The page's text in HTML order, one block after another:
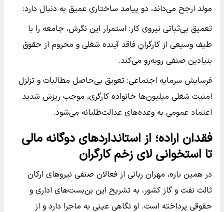
مولد ارجح می‌داند، دو پیامد ساختاری عمیق به دنبال دارد:
تعمیق بی‌ثباتی نیروی کار: استمرار این نگرش، جامعه را با
طیف وسیعی از کارگرانِ فاقد آینده شغلی و محروم از حقوق
بنیادین صنفی روبه‌رو می‌کند.
فرسایش سرمایه اجتماعی: تعویق بی‌حاصل مطالبات و تزلزل
امنیت شغلی میلیون‌ها خانواده کارگری، موجب ریزش شدید
اعتماد عمومی به وعده‌های عدالت‌طلبانه می‌شود.
فقدان اراده؛ از استانداردهای دوگانه مالی
تا استخوانی لای زخم کارگران
در همین باره، مهران ربانی از فعالان صنفی نیروهای ارکان
ثالث نفت و گاز کشور، به تشریح این بن‌بست‌های اداری و
حقوقی پرداخته است. او نگاهی عینی به ماجرا دارد و از